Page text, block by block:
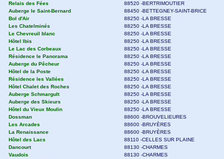
Relais des Fées
88520 -BERTRIMOUTIER
Auberge le Saint-Bernard
88450 -BETTEGNEY-SAINT-BRICE
Bol d'Air
88250 -LA BRESSE
Les Chatelminés
88250 -LA BRESSE
Le Chevreuil blanc
88250 -LA BRESSE
Hôtel Ibis
88250 -LA BRESSE
Le Lac des Corbeaux
88250 -LA BRESSE
Résidence le Panorama
88250 -LA BRESSE
Auberge du Pêcheur
88250 -LA BRESSE
Hôtel de la Poste
88250 -LA BRESSE
Résidence les Vallées
88250 -LA BRESSE
Hôtel Chalet des Roches
88250 -LA BRESSE
Auberge Schmargult
88250 -LA BRESSE
Auberge des Skieurs
88250 -LA BRESSE
Hôtel du Vieux Moulin
88250 -LA BRESSE
Dossman
88600 -BROUVELIEURES
Les Arcades
88600 -BRUYÈRES
La Renaissance
88600 -BRUYÈRES
Hôtel des Lacs
88110 -CELLES SUR PLAINE
Dancourt
88130 -CHARMES
Vaudois
88130 -CHARMES